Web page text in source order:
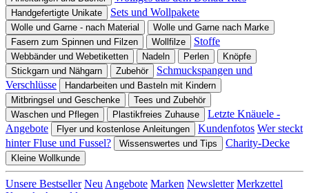
Handgefertigte Unikate Sets und Wollpakete
Wolle und Garne - nach Material
Wolle und Garne nach Marke
Fasern zum Spinnen und Filzen
Wollfilze Stoffe
Webbänder und Webetiketten Nadeln Perlen
Knöpfe
Stickgarn und Nähgarn
Zubehör
Schmuckspangen und
Verschlüsse
Handarbeiten und Basteln mit Kindern
Mitbringsel und Geschenke
Tees und Zubehör
Waschen und Pflegen
Plastikfreies Zuhause
Letzte Knäuele -
Angebote
Flyer und kostenlose Anleitungen Kundenfotos Wer steckt
hinter Fluse und Fussel?
Wissenswertes und Tips Charity-Decke
Kleine Wollkunde
Unsere Bestseller Neu Angebote Marken Newsletter Merkzettel